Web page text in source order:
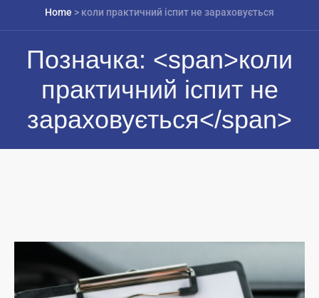
Home > коли практичний іспит не зараховується
Позначка: <span>коли
практичний іспит не
зараховується</span>